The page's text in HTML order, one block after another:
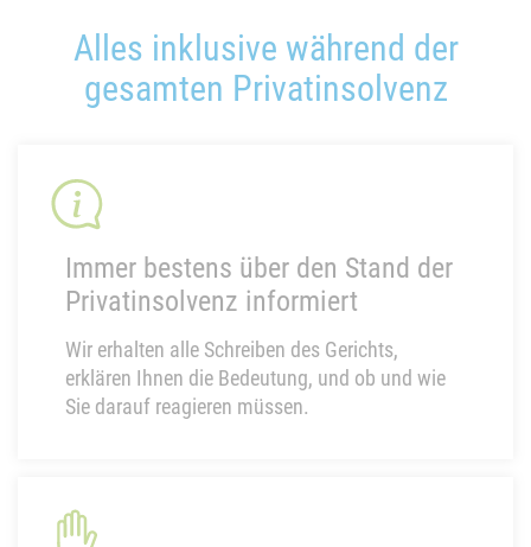
Alles inklusive während der
gesamten Privatinsolvenz
Immer bestens über den Stand der
Privatinsolvenz informiert
Wir erhalten alle Schreiben des Gerichts,
erklären Ihnen die Bedeutung, und ob und wie
Sie darauf reagieren müssen.